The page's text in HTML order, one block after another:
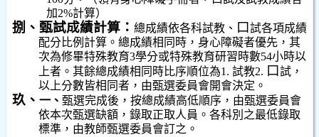
加2%計算）
捌、甄試成績計算： 總成績依各科試教、 口 試各項成績
配分比例計算。總成績相同時，身心障礙者優先，其
次為修畢特殊教育3學分或特殊教育研習時數54小時以
上者。其餘總成績相同時比序順位為1.試教2. 口試，
以上分數皆相同者，由甄選委員會開會決定。
玖、 一、 甄選完成後，按總成績高低順序，由甄選委員會
依本次甄選缺額，錄取正取人員。各科別之最低錄取
標準，由教師甄選委員會訂之。